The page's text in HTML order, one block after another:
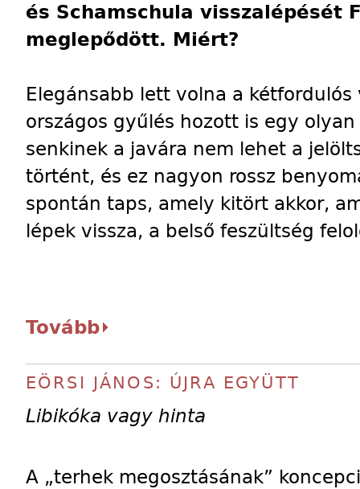
és Schamschula visszalépését
meglepődött. Miért?
Elegánsabb lett volna a kétfordulós
országos gyűlés hozott is egy
senkinek a javára nem lehet a
történt, és ez nagyon rossz
spontán taps, amely kitört akkor,
lépek vissza, a belső feszültség
Tovább
EÖRSI JÁNOS: ÚJRA EGYÜTT
Libikóka vagy hinta
A „terhek megosztásának”